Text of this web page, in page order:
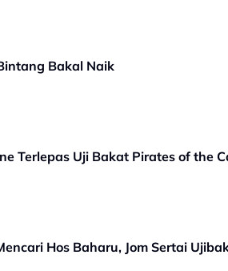
Bakal Naik
Terlepas Uji Bakat Pirates of the
Hos Baharu, Jom Sertai